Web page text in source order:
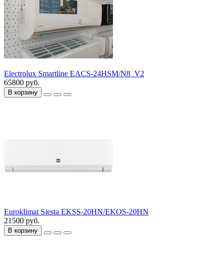
Electrolux Smartline EACS-24HSM/N8_V2
65800 руб.
В корзину
Euroklimat Siesta EKSS-20HN/EKOS-20HN
21500 руб.
В корзину